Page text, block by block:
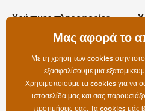
Χρήσιμες πληροφορίες
Όροι χρήσης και επιστροφών
Επιλογές αποστολής και
πληρωμής
Επιστροφές
Μας αφορά το
Με τη χρήση των cookies στην
εξασφαλίσουμε μια
Χρησιμοποιούμε τα cookies για να
ιστοσελίδα μας και σας
προτιμήσεις σας. Ταcookiesμάς